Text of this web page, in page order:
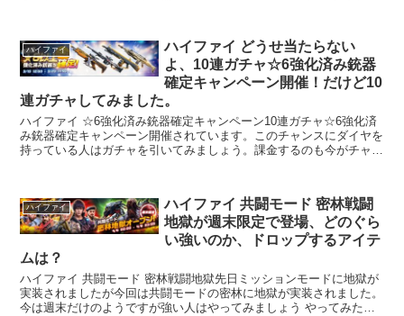
ハイファイ
ハイファイ どうせ当たらない
よ、10連ガチャ☆6強化済み銃器
確定キャンペーン開催！だけど10
連ガチャしてみました。
ハイファイ ☆6強化済み銃器確定キャンペーン10連ガチャ☆6強化済
み銃器確定キャンペーン開催されています。このチャンスにダイヤを
持っている人はガチャを引いてみましょう。課金するのも今がチャン
ハイファイ
ハイファイ 共闘モード 密林戦闘
地獄が週末限定で登場、どのぐら
い強いのか、ドロップするアイテ
ムは？
ハイファイ 共闘モード 密林戦闘地獄先日ミッションモードに地獄が
実装されましたが今回は共闘モードの密林に地獄が実装されました。
今は週末だけのようですが強い人はやってみましょう やってみた結